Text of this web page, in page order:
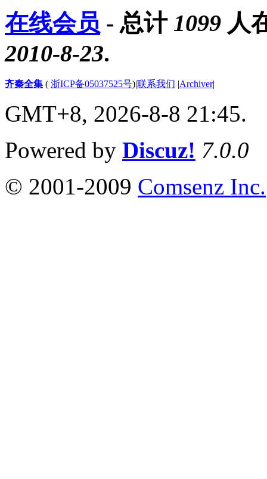
在线会员 - 总计 1099 人
2010-8-23.
齐秦全集 ( 浙ICP备05037525号)|联系我们 |Archiver|
GMT+8, 2026-8-8 21:45.
Powered by Discuz! 7.0.0
© 2001-2009 Comsenz Inc.